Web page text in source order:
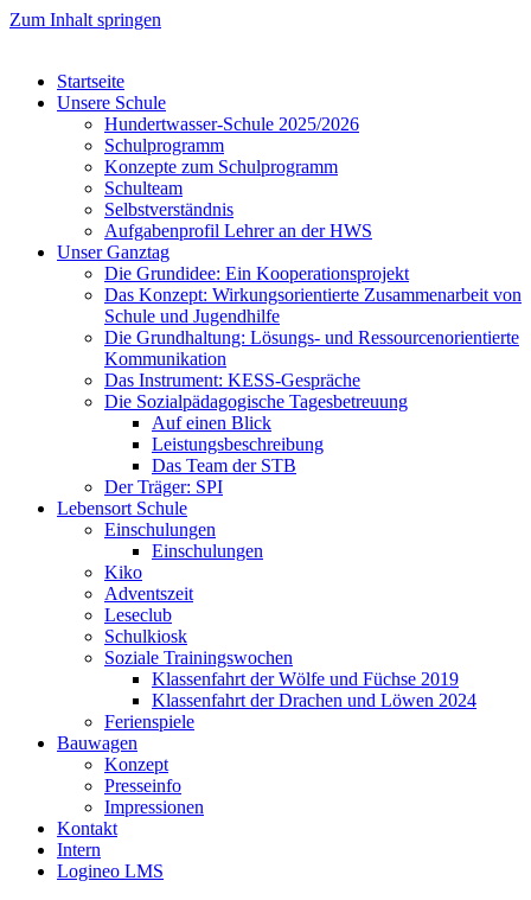
Zum Inhalt springen
Startseite
Unsere Schule
Hundertwasser-Schule 2025/2026
Schulprogramm
Konzepte zum Schulprogramm
Schulteam
Selbst­ver­ständ­nis
Aufgabenprofil Lehrer an der HWS
Unser Ganztag
Die Grundidee: Ein Kooperationsprojekt
Das Konzept: Wirkungsorientierte Zusammenarbeit von
Schule und Jugendhilfe
Die Grundhaltung: Lösungs- und Ressourcenorientierte
Kommunikation
Das Instrument: KESS-Gespräche
Die Sozialpädagogische Tagesbetreuung
Auf einen Blick
Leistungsbeschreibung
Das Team der STB
Der Träger: SPI
Lebensort Schule
Einschulungen
Einschulungen
Kiko
Adventszeit
Leseclub
Schulkiosk
Soziale Trainingswochen
Klassenfahrt der Wölfe und Füchse 2019
Klassenfahrt der Drachen und Löwen 2024
Ferienspiele
Bauwagen
Konzept
Presseinfo
Impressionen
Kontakt
Intern
Logineo LMS